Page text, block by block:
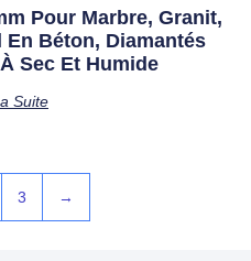
Pour Marbre, Granit,
En Béton, Diamantés
Sec Et Humide
Suite
3 →